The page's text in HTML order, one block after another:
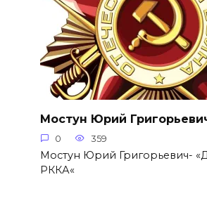
Мостун Юрий
0 359
Мостун Юрий Григорьевич-
РККА«